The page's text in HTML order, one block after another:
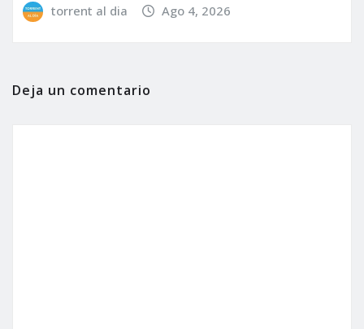
torrent al dia Ago 4, 2026
Deja un comentario